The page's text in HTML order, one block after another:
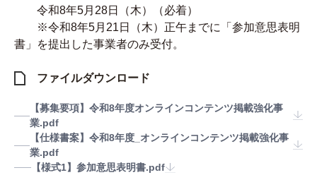
令和8年5月28日（木）（必着）
※令和8年5月21日（木）正午までに「参加意思表明
書」を提出した事業者のみ受付。
ファイルダウンロード
【募集要項】令和8年度オンラインコンテンツ掲載強化事
業.pdf
【仕様書案】令和8年度_オンラインコンテンツ掲載強化事
業.pdf
【様式1】参加意思表明書.pdf